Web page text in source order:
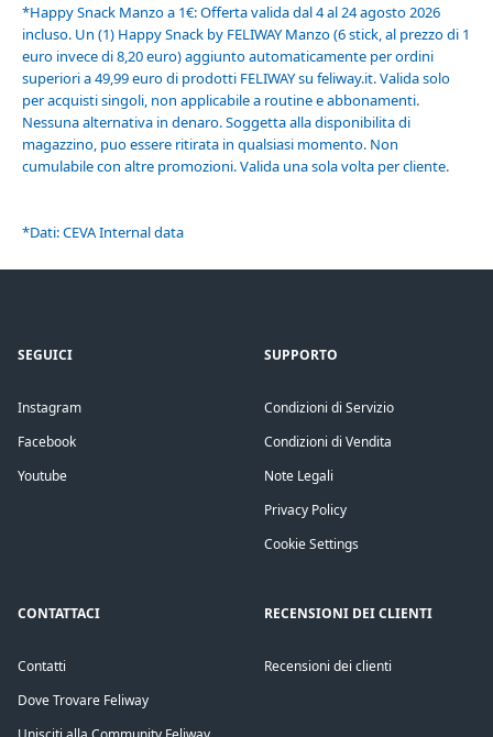
*Happy Snack Manzo a 1€: Offerta valida dal 4 al 24 agosto 2026
incluso. Un (1) Happy Snack by FELIWAY Manzo (6 stick, al prezzo di 1
euro invece di 8,20 euro) aggiunto automaticamente per ordini
superiori a 49,99 euro di prodotti FELIWAY su feliway.it. Valida solo
per acquisti singoli, non applicabile a routine e abbonamenti.
Nessuna alternativa in denaro. Soggetta alla disponibilita di
magazzino, puo essere ritirata in qualsiasi momento. Non
cumulabile con altre promozioni. Valida una sola volta per cliente.
*Dati: CEVA Internal data
SEGUICI
Instagram
Facebook
Youtube
SUPPORTO
Condizioni di Servizio
Condizioni di Vendita
Note Legali
Privacy Policy
Cookie Settings
CONTATTACI
Contatti
Dove Trovare Feliway
RECENSIONI DEI CLIENTI
Recensioni dei clienti